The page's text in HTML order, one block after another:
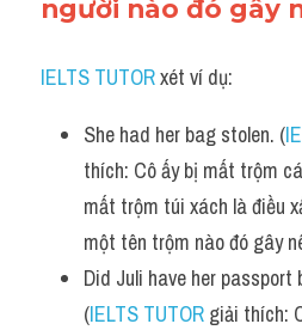
người nào đó gây
IELTS TUTOR xét ví dụ:
She had her bag stolen. (
thích: Cô ấy bị mất trộm
mất trộm túi xách là điều
một tên trộm nào đó gây
Did Juli have her passport
(IELTS TUTOR giải thích: